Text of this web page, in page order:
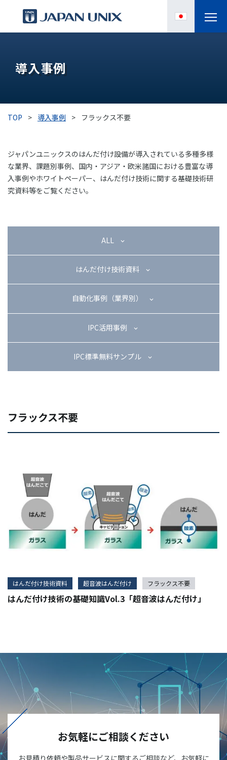
IPC
導入事例
お役立ち情報
企業情報
03-3588-0551
資料ダウンロード
導入事例
TOP > 導入事例 > フラックス不要
ジャパンユニックスのはんだ付け設備が導入されている多種多様
な業界、課題別事例、国内・アジア・欧米諸国における豊富な導
入事例やホワイトペーパー、はんだ付け技術に関する基礎技術研
究資料等をご覧ください。
ALL
はんだ付け技術資料
自動化事例（業界別）
IPC活用事例
IPC標準無料サンプル
フラックス不要
はんだ付け技術資料 超音波はんだ付け フラックス不要
はんだ付け技術の基礎知識Vol.3「超音波はんだ付け」
お気軽にご相談ください